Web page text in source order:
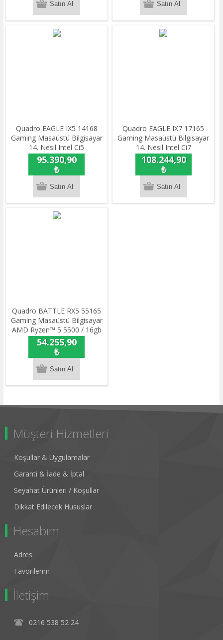
Quadro EAGLE IX5 14168
Gaming Masaüstü Bilgisayar
14. Nesil Intel Ci5
14400F/16gb DDR5 / 512GB
NVME M.2 SSD / 16GB
RTX5060Ti / Freedos
95.390,90
₺
Quadro EAGLE IX7 17165
Gaming Masaüstü Bilgisayar
14. Nesil Intel Ci7
14700F/16gb DDR5 / 512GB
NVME M.2 SSD / 16GB
RTX5600ti / Freedos
108.244,90
₺
Quadro BATTLE RX5 55165
Gaming Masaüstü Bilgisayar
AMD Ryzen™ 5 5500 / 16gb
DDR4 / 512gb NVME SSD /
8gb RTX 5050 / Freedos
54.255,90
₺
Müşteri Hizmetleri
Koşullar & Uygulamalar
Garanti & İade & İptal
Seyahat Ürünleri / Koşullar
Dikkat Edilecek Hususlar
Hesabım
Adres
Favorilerim
İletişim
0216 538 52 24